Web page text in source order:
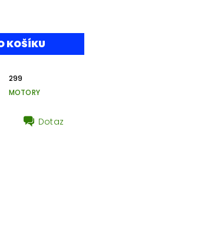
299
MOTORY
Dotaz